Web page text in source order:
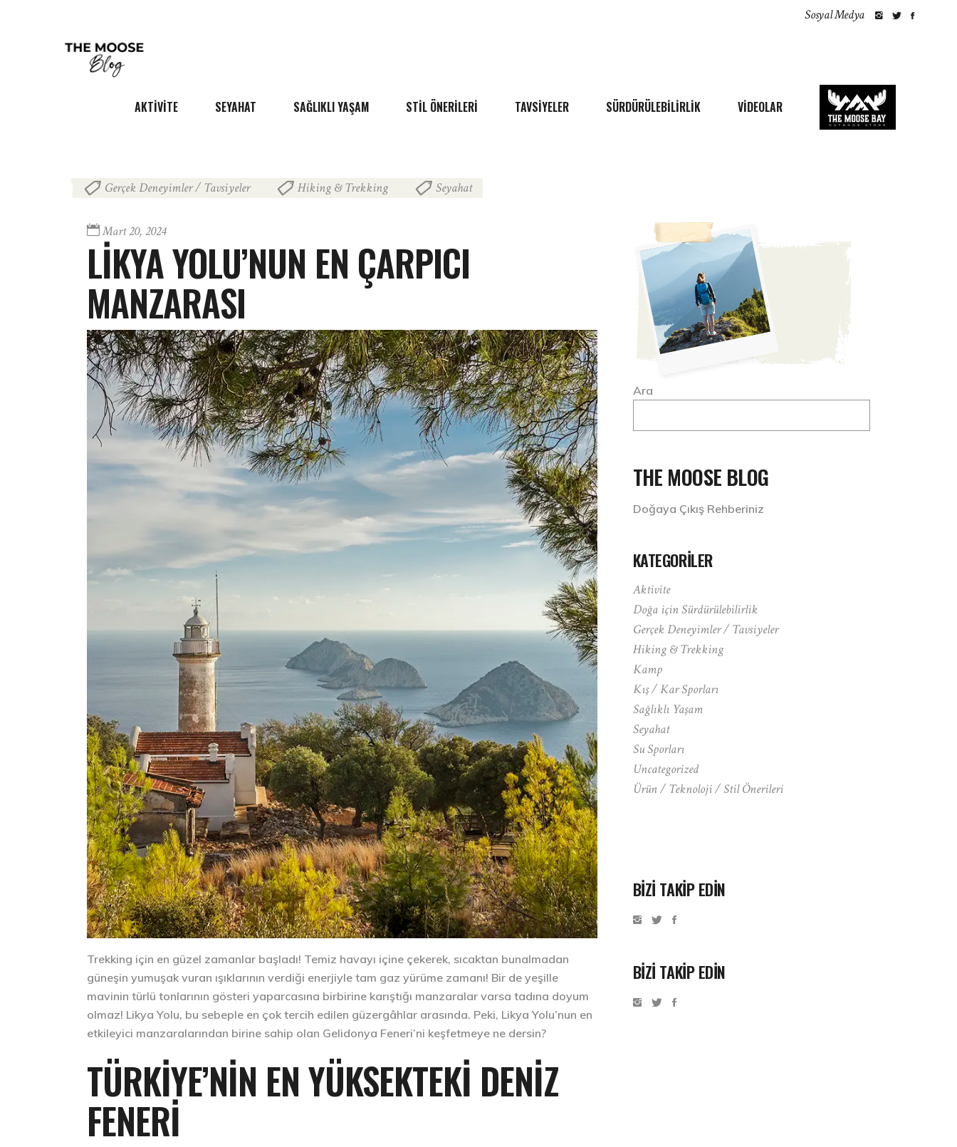
Sosyal Medya
AKTIVITE SEYAHAT SAĞLIKLI YAŞAM STIL ÖNERILERI TAVSIYELER SÜRDÜRÜLEBILIRLIK VİDEOLAR
Gerçek Deneyimler / Tavsiyeler Hiking & Trekking Seyahat
Mart 20, 2024
LİKYA YOLU’NUN EN ÇARPICI
MANZARASI
Trekking için en güzel zamanlar başladı! Temiz havayı içine çekerek, sıcaktan bunalmadan
güneşin yumuşak vuran ışıklarının verdiği enerjiyle tam gaz yürüme zamanı! Bir de yeşille
mavinin türlü tonlarının gösteri yaparcasına birbirine karıştığı manzaralar varsa tadına doyum
olmaz! Likya Yolu, bu sebeple en çok tercih edilen güzergâhlar arasında. Peki, Likya Yolu’nun en
etkileyici manzaralarından birine sahip olan Gelidonya Feneri’ni keşfetmeye ne dersin?
TÜRKIYE’NIN EN YÜKSEKTEKI DENIZ
FENERI
Ara
THE MOOSE BLOG
Doğaya Çıkış Rehberiniz
KATEGORILER
Aktivite
Doğa için Sürdürülebilirlik
Gerçek Deneyimler / Tavsiyeler
Hiking & Trekking
Kamp
Kış / Kar Sporları
Sağlıklı Yaşam
Seyahat
Su Sporları
Uncategorized
Ürün / Teknoloji / Stil Önerileri
BIZI TAKIP EDIN
BİZİ TAKİP EDİN